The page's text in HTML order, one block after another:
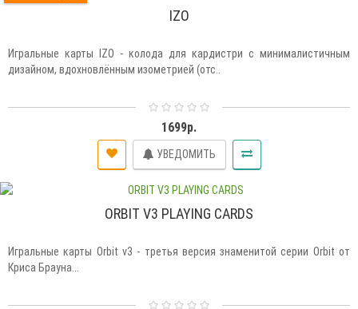
IZO
Игральные карты IZO - колода для кардистри с минималистичным
дизайном, вдохновлённым изометрией (отс..
1699р.
УВЕДОМИТЬ
ORBIT V3 PLAYING CARDS
Игральные карты Orbit v3 - третья версия знаменитой серии Orbit от
Криса Брауна...